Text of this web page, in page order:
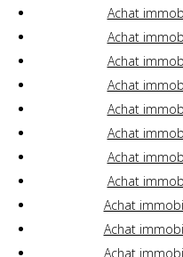
Achat
Achat
Achat
Achat
Achat
Achat
Achat
Achat
Achat
Achat
Achat